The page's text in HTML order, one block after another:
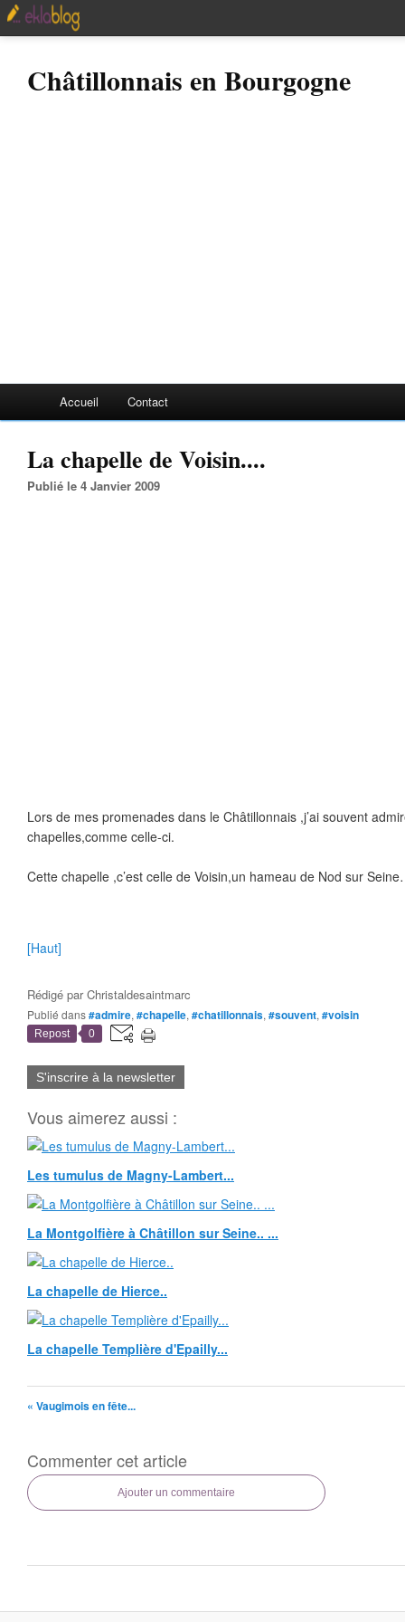
Châtillonnais en Bourgogne
Accueil Contact
La chapelle de Voisin....
Publié le 4 Janvier 2009
Lors de mes promenades dans le Châtillonnais ,j’ai souvent
chapelles,comme celle-ci.
Cette chapelle ,c’est celle de Voisin,un hameau de Nod sur
[Haut]
Rédigé parChristaldesaintmarc
Publié dans#admire, #chapelle, #chatillonnais, #souvent, #voisin
Repost 0
S'inscrire à la newsletter
Vous aimerez aussi :
Les tumulus de Magny-Lambert...
La Montgolfière à Châtillon sur Seine.. ...
La chapelle de Hierce..
La chapelle Templière d'Epailly...
« Vaugimois en fête...
Commenter cet article
Ajouter un commentaire